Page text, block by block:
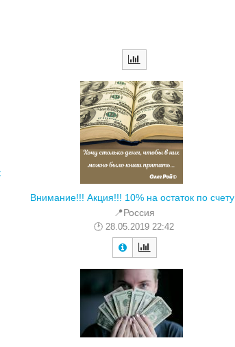
Внимание!!! Акция!!! 10% на остаток по счету
📍Россия
28.05.2019 22:42